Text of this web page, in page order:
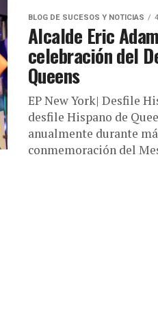
BLOG DE SUCESOS Y NOTICIAS
Alcalde Eric
celebración del
Queens
EP New York| Desfile
desfile Hispano de
anualmente durante
conmemoración del